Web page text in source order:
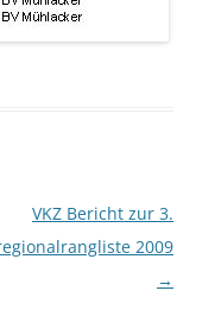
VKZ Bericht zur 3.
2009
→